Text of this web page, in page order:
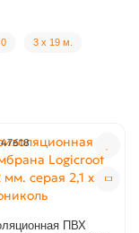
3 х 19 м.
ПВХ